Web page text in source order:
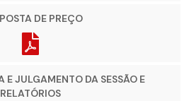
DE PREÇO
E JULGAMENTO DA SESSÃO E
RELATÓRIOS